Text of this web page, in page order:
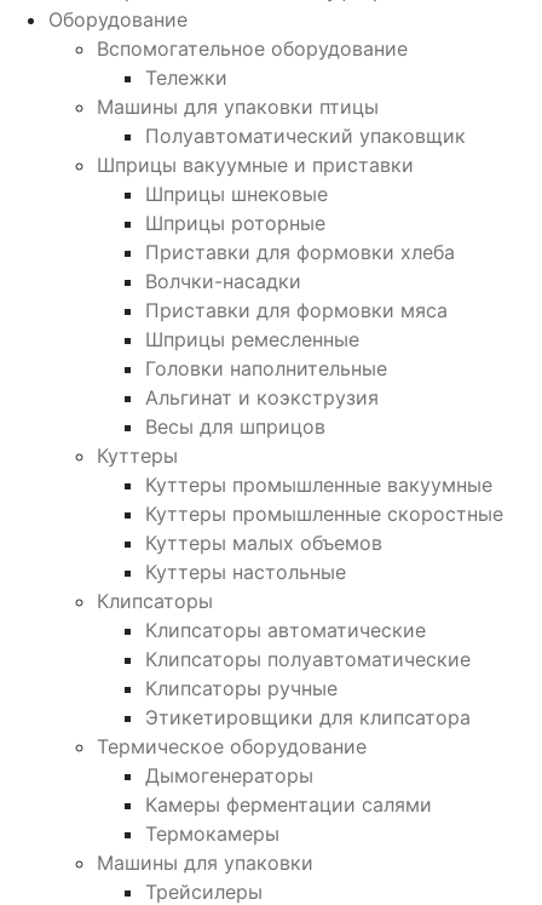
Оборудование
Вспомогательное оборудование
Тележки
Машины для упаковки птицы
Полуавтоматический упаковщик
Шприцы вакуумные и приставки
Шприцы шнековые
Шприцы роторные
Приставки для формовки хлеба
Волчки-насадки
Приставки для формовки мяса
Шприцы ремесленные
Головки наполнительные
Альгинат и коэкструзия
Весы для шприцов
Куттеры
Куттеры промышленные вакуумные
Куттеры промышленные скоростные
Куттеры малых объемов
Куттеры настольные
Клипсаторы
Клипсаторы автоматические
Клипсаторы полуавтоматические
Клипсаторы ручные
Этикетировщики для клипсатора
Термическое оборудование
Дымогенераторы
Камеры ферментации салями
Термокамеры
Машины для упаковки
Трейсилеры